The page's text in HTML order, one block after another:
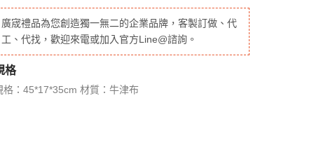
廣宬禮品為您創造獨一無二的企業品牌，客製訂做、代
工、代找，歡迎來電或加入官方Line@諮詢。
格
格：45*17*35cm 材質：牛津布